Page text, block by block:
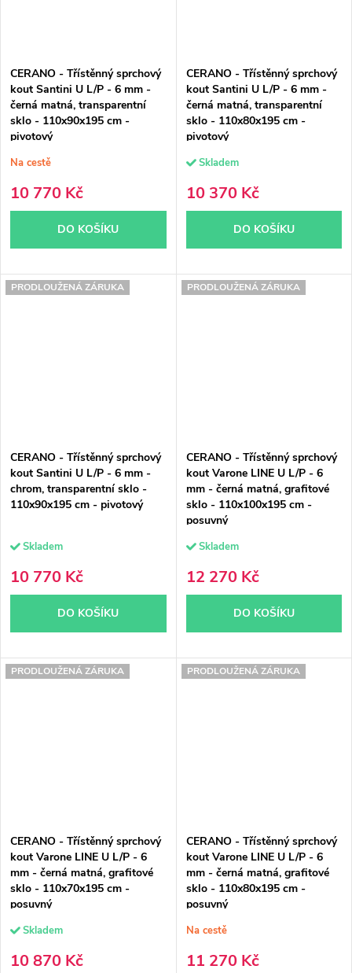
CERANO - Třístěnný sprchový
kout Santini U L/P - 6 mm -
černá matná, transparentní
sklo - 110x90x195 cm -
pivotový
Na cestě
10 770 Kč
DO KOŠÍKU
CERANO - Třístěnný sprchový
kout Santini U L/P - 6 mm -
černá matná, transparentní
sklo - 110x80x195 cm -
pivotový
Skladem
10 370 Kč
DO KOŠÍKU
PRODLOUŽENÁ ZÁRUKA
CERANO - Třístěnný sprchový
kout Santini U L/P - 6 mm -
chrom, transparentní sklo -
110x90x195 cm - pivotový
Skladem
10 770 Kč
DO KOŠÍKU
PRODLOUŽENÁ ZÁRUKA
CERANO - Třístěnný sprchový
kout Varone LINE U L/P - 6
mm - černá matná, grafitové
sklo - 110x100x195 cm -
posuvný
Skladem
12 270 Kč
DO KOŠÍKU
PRODLOUŽENÁ ZÁRUKA
CERANO - Třístěnný sprchový
kout Varone LINE U L/P - 6
mm - černá matná, grafitové
sklo - 110x70x195 cm -
posuvný
Skladem
10 870 Kč
PRODLOUŽENÁ ZÁRUKA
CERANO - Třístěnný sprchový
kout Varone LINE U L/P - 6
mm - černá matná, grafitové
sklo - 110x80x195 cm -
posuvný
Na cestě
11 270 Kč